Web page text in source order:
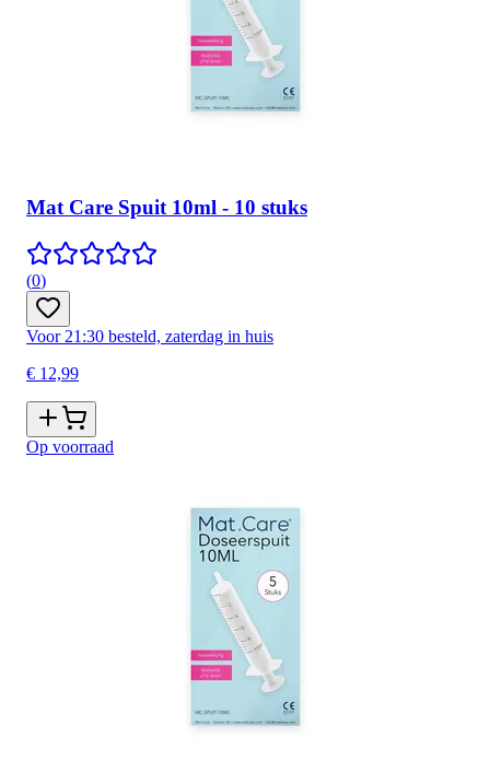
Mat Care Spuit 10ml - 10 stuks
(0)
Voor 21:30 besteld, zaterdag in huis
€ 12,99
Op voorraad